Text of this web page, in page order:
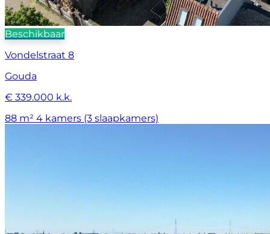
Beschikbaar
Vondelstraat 8
Gouda
€ 339.000 k.k.
88 m² 4 kamers (3 slaapkamers)